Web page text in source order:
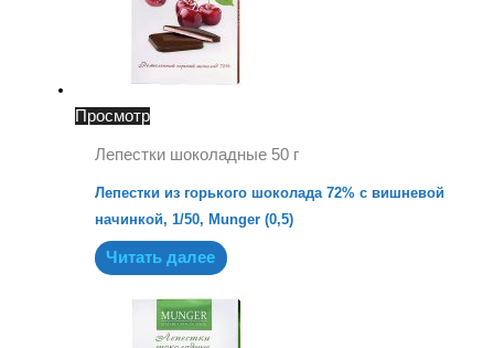
Просмотр
Лепестки шоколадные 50 г
Лепестки из горького шоколада 72% с вишневой
начинкой, 1/50, Munger (0,5)
Читать далее